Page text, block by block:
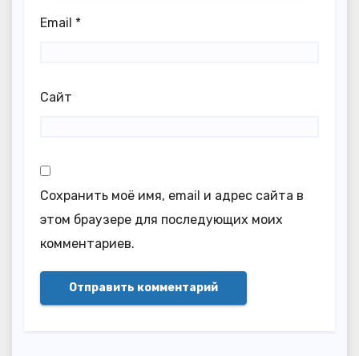
Email *
Сайт
Сохранить моё имя, email и адрес сайта в
этом браузере для последующих моих
комментариев.